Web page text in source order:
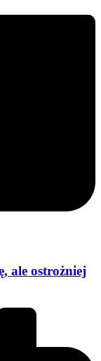
ale ostrożniej